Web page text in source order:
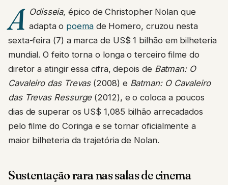
A Odisseia, épico de Christopher Nolan que
adapta o poemade Homero, cruzou nesta
sexta-feira (7) a marca de US$ 1 bilhão em bilheteria
mundial. O feito torna o longa o terceiro filme do
diretor a atingir essa cifra, depois de Batman: O
Cavaleiro das Trevas(2008) e Batman: O Cavaleiro
das Trevas Ressurge(2012), e o coloca a poucos
dias de superar os US$ 1,085 bilhão arrecadados
pelo filme do Coringa e se tornar oficialmente a
maior bilheteria da trajetória de Nolan.
Sustentação rara nas salas de cinema